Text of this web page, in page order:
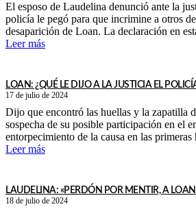
El esposo de Laudelina denunció ante la
policía le pegó para que incrimine a otros
desaparición de Loan. La declaración en
Leer más
LOAN: ¿QUÉ LE DIJO A LA JUSTICIA EL
17 de julio de 2024
Dijo que encontró las huellas y la zapatilla
sospecha de su posible participación en el
entorpecimiento de la causa en las primeras
Leer más
LAUDELINA: «PERDÓN POR MENTIR, A LOAN
18 de julio de 2024